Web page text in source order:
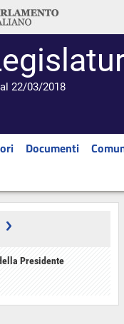
22/03/2018
Documenti
Presidente